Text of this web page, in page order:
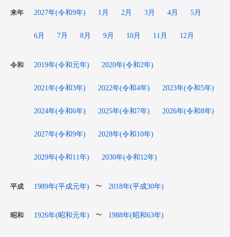
来年 2027年(令和9年) 1月 2月 3月 4月 5月
6月 7月 8月 9月 10月 11月 12月
令和 2019年(令和元年) 2020年(令和2年)
2021年(令和3年) 2022年(令和4年) 2023年(令和5年)
2024年(令和6年) 2025年(令和7年) 2026年(令和8年)
2027年(令和9年) 2028年(令和10年)
2029年(令和11年) 2030年(令和12年)
平成 1989年(平成元年) 〜 2018年(平成30年)
昭和 1926年(昭和元年) 〜 1988年(昭和63年)